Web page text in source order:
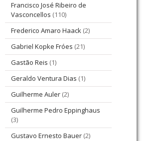
Francisco José Ribeiro de
Vasconcellos (110)
Frederico Amaro Haack (2)
Gabriel Kopke Fróes (21)
Gastão Reis (1)
Geraldo Ventura Dias (1)
Guilherme Auler (2)
Guilherme Pedro Eppinghaus
(3)
Gustavo Ernesto Bauer (2)